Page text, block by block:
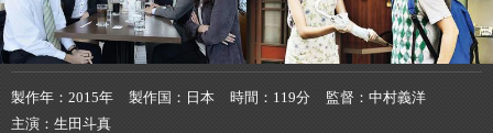
製作年 2015年 製作国 日本 時間 119分 監督
中村義洋
主演
生田斗真